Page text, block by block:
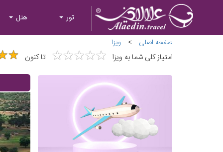
تور هتل
صفحه اصلی > ویزا
امتیاز کلی شما به ویزا ★★★★★
★★★★★ تا کنون ★
★